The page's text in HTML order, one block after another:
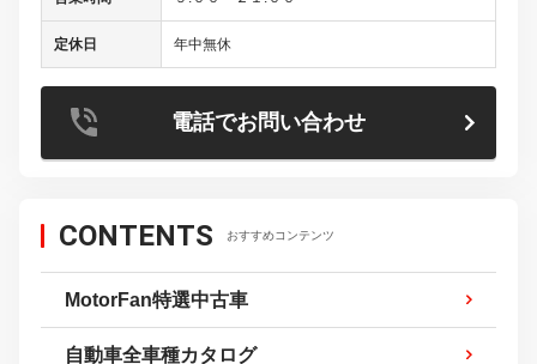
定休日 年中無休
電話でお問い合わせ
CONTENTS おすすめコンテンツ
MotorFan特選中古車
自動車全車種カタログ